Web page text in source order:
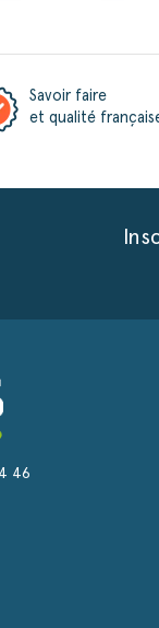
Savoir faire
et qualité
46